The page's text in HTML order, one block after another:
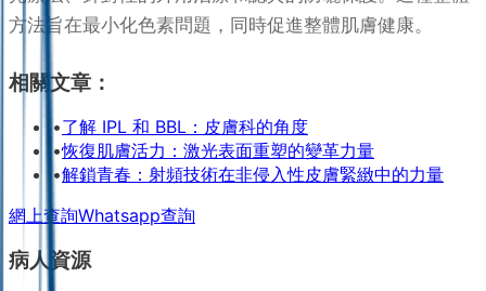
方法旨在最小化色素問題，同時促進整體肌膚健康。
相關文章：
•了解 IPL 和 BBL：皮膚科的角度
•恢復肌膚活力：激光表面重塑的變革力量
•解鎖青春：射頻技術在非侵入性皮膚緊緻中的力量
網上查詢Whatsapp查詢
病人資源